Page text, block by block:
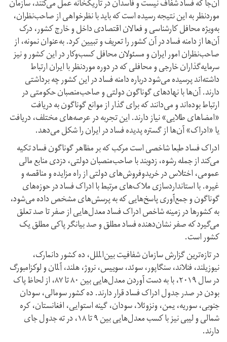
آن‌جا که فساد شفاف نیست و فاسدان در تاریکخانه عمل می‌کنند، سازمان
مورد‌نظر به این نتیجه رسیده است که باید با نظر‌خواهی از صاحب‌نظران،
به‌ویژه محافل کارشناسی و فعالان اقتصادی داخل و خارج کشور، درک
آن‌ها از دامنه فساد در آن کشور را تعریف و تبیین کرد. به‌عنوان نمونه، از
صاحب‌نظران امور ایران و مسئولان محافل کسب‌و‌کار در این کشور و نیز
سرمایه‌گذاران خارجی و محافلی که در دوره مورد‌نظر با ایران ارتباط
داشته‌اند پرسیده می‌شود در‌باره دامنه فساد در این کشور چه برداشتی
دارند. آن‌ها با نهاد‌های گوناگون دولتی و صاحب‌منصبان حکومتی در
ارتباط بوده‌اند و می‌دانند که برای گذار از موانع گوناگون به دریافت
«امضا‌های طلایی» نیاز دارند. این تجربه در عرصه‌های مختلف، دریافت
یا «ادراک» آن‌ها از گستره پدیده فساد در ایران را شکل می‌دهد.
ادراک فساد طبعا شاخصی است مرکب که بر مظاهر گوناگون فساد تکیه
می‌کند از جمله رشوه، زد‌و‌بند با صاحب‌منصبان دولتی، دزدی منابع مالی
عمومی، اختلاس در خرید‌و‌فروش‌های دولتی از راه مزایده و مناقصه و
غیره. با استاندارد‌سازی ملاک‌های مرتبط با ادراک فساد در حوزه‌های
گوناگون و جمع‌آوری پاسخ‌هایی که به پرسش‌های مشخص داده می‌شود،
به کشور‌ها در زمینه شاخص ادراک فساد معدل‌هایی از صفر تا صد تعلق
می‌گیرد که صفر نشان‌دهنده فساد مطلق و صد بیانگر پاکی مطلق یک
کشور است.
در تازه‌ترین گزارش سازمان شفافیت بین‌الملل، ده کشور دانمارک،
نیوزیلند، فنلاند، سنگاپور، سوئد، سوییس، نروژ، هلند، آلمان و لوکزامبورگ
در سال ۲۰۱۹، با به دست آوردن معدل‌هایی بین ۸۰ تا ۸۷، از لحاظ پاک
بودن در صدر جدول ادراک فساد قرار دارند. ده کشور سومالی، سودان
جنوبی، سوریه، یمن، ونزوئلا، سودان، گینه استوایی، افغانستان، کره
شمالی و لیبی نیز با کسب معدل‌هایی بین ۹ تا ۱۸، در ته جدول جای
دارند.